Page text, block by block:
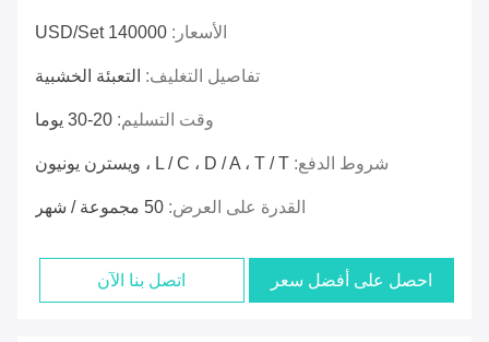
الأسعار: 140000 USD/Set
تفاصيل التغليف: التعبئة الخشبية
وقت التسليم: 20-30 يوما
شروط الدفع: L / C ، D / A ، T / T ، ويسترن يونيون
القدرة على العرض: 50 مجموعة / شهر
احصل على أفضل سعر اتصل بنا الآن